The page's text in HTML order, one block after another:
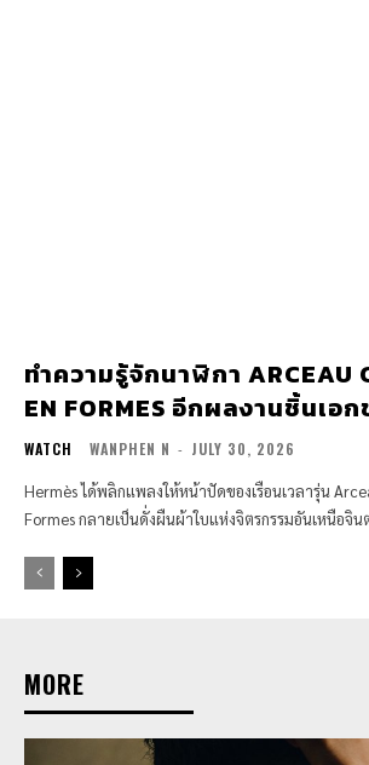
ทำความรู้จักนาฬิกา ARCEAU
EN FORMES อีกผลงานชิ้นเอก
WATCH WANPHEN N - JULY 30, 2026
Hermès ได้พลิกแพลงให้หน้าปัดของเรือนเวลารุ่น
Formes กลายเป็นดั่งผืนผ้าใบแห่งจิตรกรรมอันเหนือจิน
MORE